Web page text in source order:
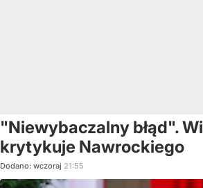
"Niewybaczalny błąd".
krytykuje Nawrockiego
Dodano: wczoraj 21:55